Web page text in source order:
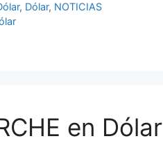
, Dólar, NOTICIAS
en Dólar